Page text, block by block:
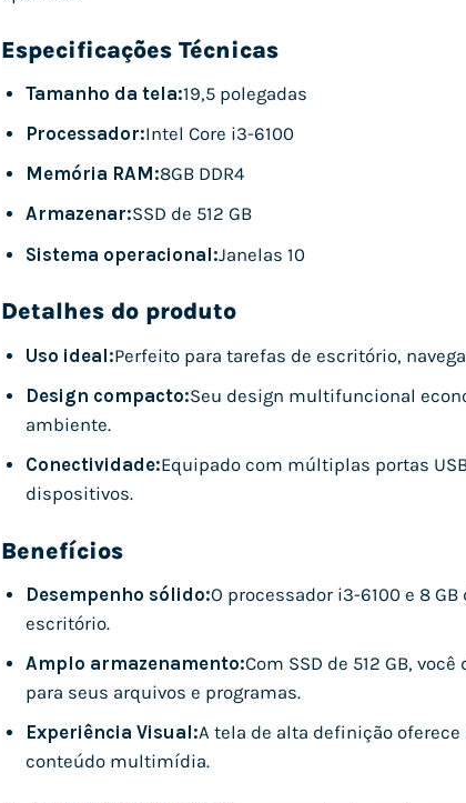
Especificações Técnicas
Tamanho da tela:19,5 polegadas
Processador:Intel Core i3-6100
Memória RAM:8GB DDR4
Armazenar:SSD de 512 GB
Sistema operacional:Janelas 10
Detalhes do produto
Uso ideal:Perfeito para tarefas de escritório,
Design compacto:Seu design multifuncional
ambiente.
Conectividade:Equipado com múltiplas portas
dispositivos.
Benefícios
Desempenho sólido:O processador i3-6100 e 8
escritório.
Amplo armazenamento:Com SSD de 512 GB,
para seus arquivos e programas.
Experiência Visual:A tela de alta definição
conteúdo multimídia.